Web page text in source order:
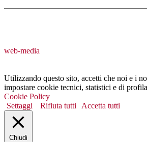
web-media
Utilizzando questo sito, accetti che noi e i
impostare cookie tecnici, statistici e di
Cookie Policy
Settaggi
Rifiuta tutti Accetta tutti
Chiudi